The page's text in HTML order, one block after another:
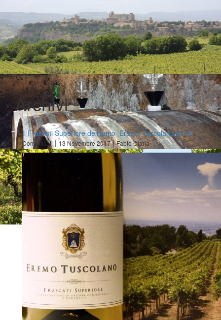
Archivi
Il Frascati Superiore dell’anno Eremo Tuscolano 2016
Comunicati| 13 Novembre 2017|Fabio Ciarla